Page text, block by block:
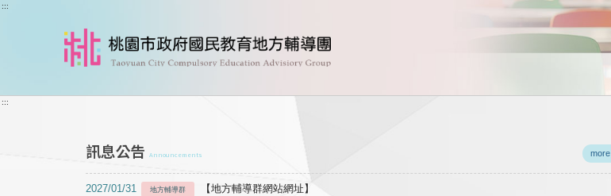
跳到主要內容
:::
:::
訊息公告 Announcements more
2027/01/31 地方輔導群 【地方輔導群網站網址】